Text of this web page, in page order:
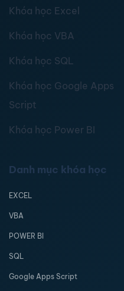
Khóa học Excel
Khóa học VBA
Khóa học SQL
Khóa học Google Apps
Script
Khóa học Power BI
Danh mục khóa học
EXCEL
VBA
POWER BI
SQL
Google Apps Script